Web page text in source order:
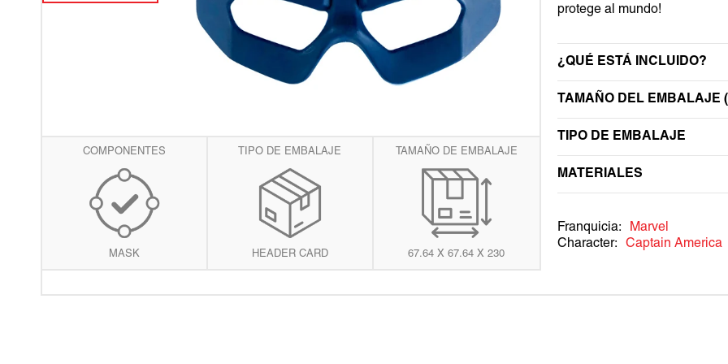
WEDNESDAY
TRANSFORMERS
WEDNESDAY
vista
galería
COMPONENTES
MASK
TIPO DE EMBALAJE
HEADER CARD
TAMAÑO DE EMBALAJE
67.64 X 67.64 X 230
protege al mundo!
¿QUÉ ESTÁ INCLUIDO?
TAMAÑO DEL EMBALAJE
TIPO DE EMBALAJE
MATERIALES
Franquicia:
Marvel
Character:
Captain America